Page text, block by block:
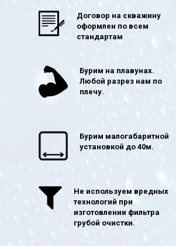
Договор на скважину
оформлен по всем
стандартам
Бурим на плавунах.
Любой разрез нам по
плечу.
Бурим малогабаритной
установкой до 40м.
Не используем вредных
технологий при
изготовлении фильтра
грубой очистки.